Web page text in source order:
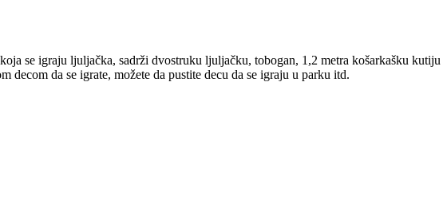
se igraju ljuljačka, sadrži dvostruku ljuljačku, tobogan, 1,2 metra košarkašku
decom da se igrate, možete da pustite decu da se igraju u parku itd.